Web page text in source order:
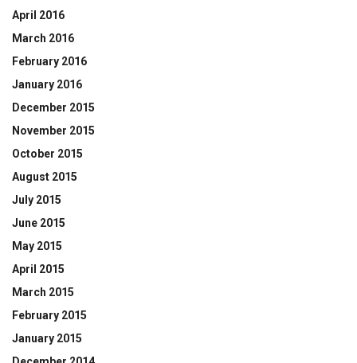
April 2016
March 2016
February 2016
January 2016
December 2015
November 2015
October 2015
August 2015
July 2015
June 2015
May 2015
April 2015
March 2015
February 2015
January 2015